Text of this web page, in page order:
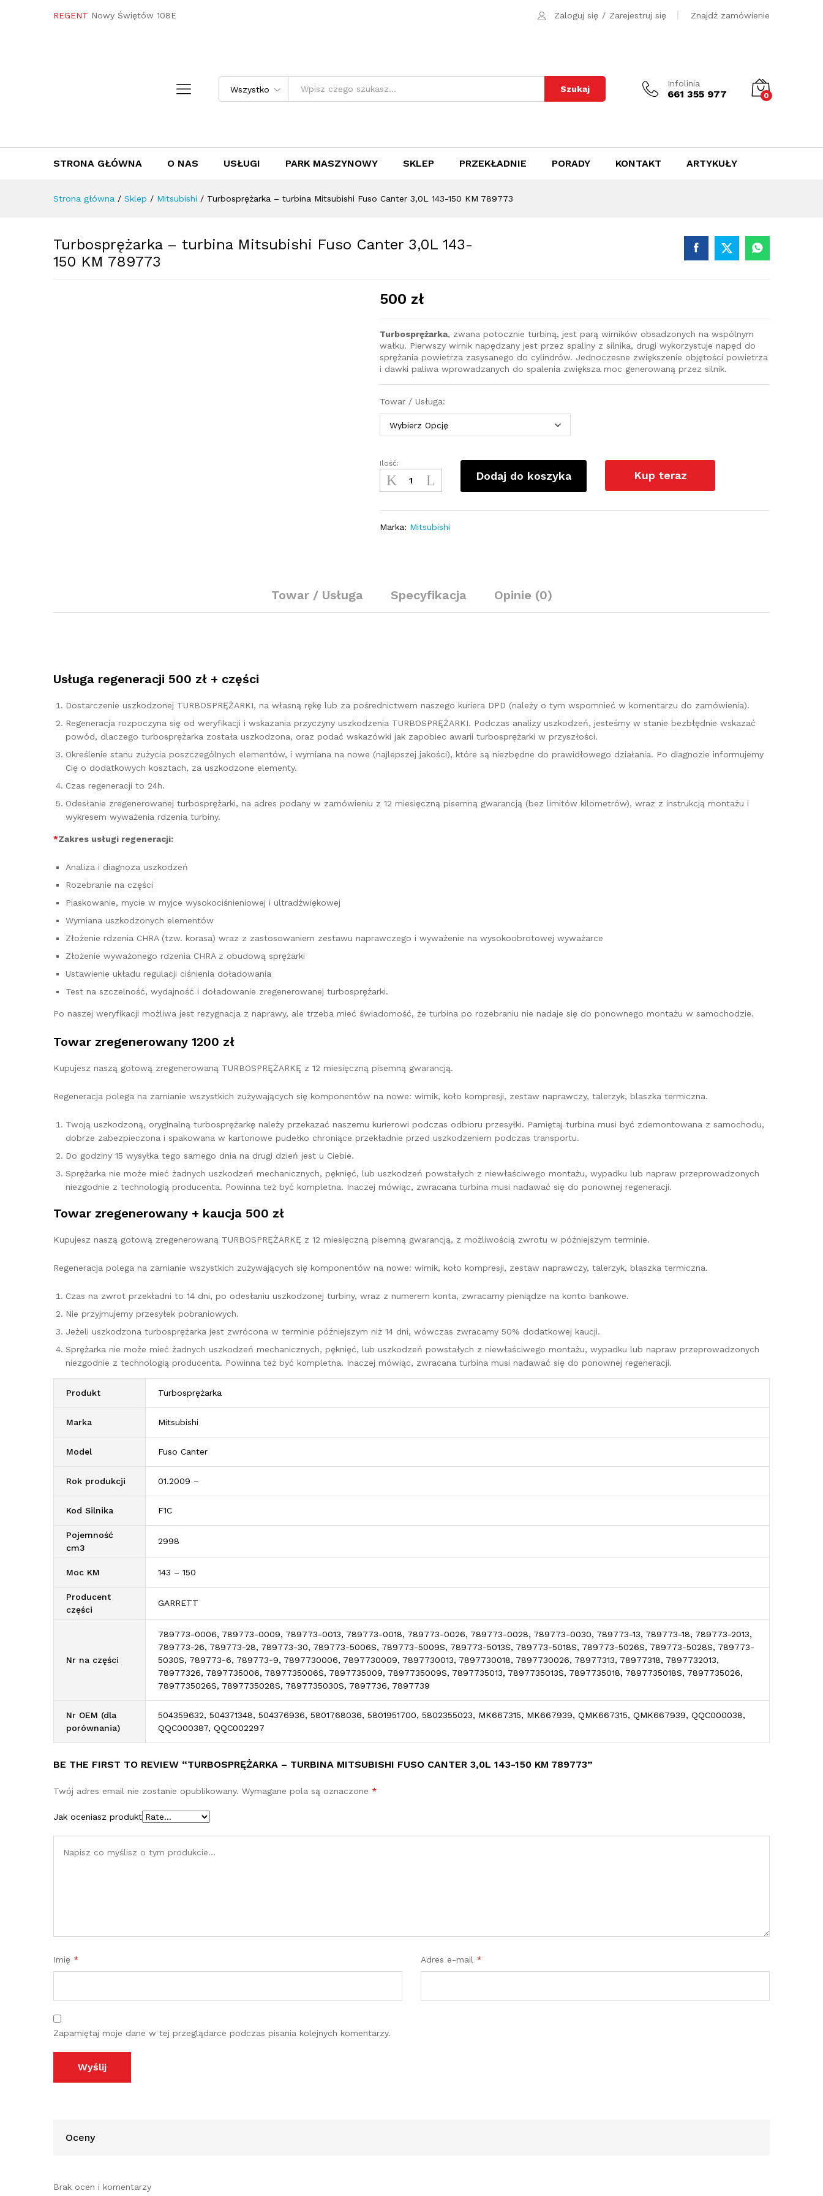
REGENT Nowy Świętów 108E Zaloguj się / Zarejestruj się Znajdź zamówienie
Wszystko Szukaj
Infolinia
661 355 977 0
STRONA GŁÓWNA O NAS USŁUGI PARK MASZYNOWY SKLEP PRZEKŁADNIE PORADY KONTAKT ARTYKUŁY
Strona główna / Sklep / Mitsubishi / Turbosprężarka – turbina Mitsubishi Fuso Canter 3,0L 143-150 KM 789773
Turbosprężarka – turbina Mitsubishi Fuso Canter 3,0L 143-
150 KM 789773
500 zł
Turbosprężarka, zwana potocznie turbiną, jest parą wirników obsadzonych na wspólnym
wałku. Pierwszy wirnik napędzany jest przez spaliny z silnika, drugi wykorzystuje napęd do
sprężania powietrza zasysanego do cylindrów. Jednoczesne zwiększenie objętości powietrza
i dawki paliwa wprowadzanych do spalenia zwiększa moc generowaną przez silnik.
Towar / Usługa:
Turbosprężarka
turbina
Canter
789773
quantity
Ilość:
Dodaj do koszyka Kup teraz
Marka: Mitsubishi
Towar / Usługa Specyfikacja Opinie (0)
Usługa regeneracji 500 zł + części
Dostarczenie uszkodzonej TURBOSPRĘŻARKI, na własną rękę lub za pośrednictwem naszego kuriera DPD (należy o tym wspomnieć w komentarzu do zamówienia).
Regeneracja rozpoczyna się od weryfikacji i wskazania przyczyny uszkodzenia TURBOSPRĘŻARKI. Podczas analizy uszkodzeń, jesteśmy w stanie bezbłędnie wskazać
powód, dlaczego turbosprężarka została uszkodzona, oraz podać wskazówki jak zapobiec awarii turbosprężarki w przyszłości.
Określenie stanu zużycia poszczególnych elementów, i wymiana na nowe (najlepszej jakości), które są niezbędne do prawidłowego działania. Po diagnozie informujemy
Cię o dodatkowych kosztach, za uszkodzone elementy.
Czas regeneracji to 24h.
Odesłanie zregenerowanej turbosprężarki, na adres podany w zamówieniu z 12 miesięczną pisemną gwarancją (bez limitów kilometrów), wraz z instrukcją montażu i
wykresem wyważenia rdzenia turbiny.
*Zakres usługi regeneracji:
Analiza i diagnoza uszkodzeń
Rozebranie na części
Piaskowanie, mycie w myjce wysokociśnieniowej i ultradźwiękowej
Wymiana uszkodzonych elementów
Złożenie rdzenia CHRA (tzw. korasa) wraz z zastosowaniem zestawu naprawczego i wyważenie na wysokoobrotowej wyważarce
Złożenie wyważonego rdzenia CHRA z obudową sprężarki
Ustawienie układu regulacji ciśnienia doładowania
Test na szczelność, wydajność i doładowanie zregenerowanej turbosprężarki.
Po naszej weryfikacji możliwa jest rezygnacja z naprawy, ale trzeba mieć świadomość, że turbina po rozebraniu nie nadaje się do ponownego montażu w samochodzie.
Towar zregenerowany 1200 zł
Kupujesz naszą gotową zregenerowaną TURBOSPRĘŻARKĘ z 12 miesięczną pisemną gwarancją.
Regeneracja polega na zamianie wszystkich zużywających się komponentów na nowe: wirnik, koło kompresji, zestaw naprawczy, talerzyk, blaszka termiczna.
Twoją uszkodzoną, oryginalną turbosprężarkę należy przekazać naszemu kurierowi podczas odbioru przesyłki. Pamiętaj turbina musi być zdemontowana z samochodu,
dobrze zabezpieczona i spakowana w kartonowe pudełko chroniące przekładnie przed uszkodzeniem podczas transportu.
Do godziny 15 wysyłka tego samego dnia na drugi dzień jest u Ciebie.
Sprężarka nie może mieć żadnych uszkodzeń mechanicznych, pęknięć, lub uszkodzeń powstałych z niewłaściwego montażu, wypadku lub napraw przeprowadzonych
niezgodnie z technologią producenta. Powinna też być kompletna. Inaczej mówiąc, zwracana turbina musi nadawać się do ponownej regeneracji.
Towar zregenerowany + kaucja 500 zł
Kupujesz naszą gotową zregenerowaną TURBOSPRĘŻARKĘ z 12 miesięczną pisemną gwarancją, z możliwością zwrotu w późniejszym terminie.
Regeneracja polega na zamianie wszystkich zużywających się komponentów na nowe: wirnik, koło kompresji, zestaw naprawczy, talerzyk, blaszka termiczna.
Czas na zwrot przekładni to 14 dni, po odesłaniu uszkodzonej turbiny, wraz z numerem konta, zwracamy pieniądze na konto bankowe.
Nie przyjmujemy przesyłek pobraniowych.
Jeżeli uszkodzona turbosprężarka jest zwrócona w terminie późniejszym niż 14 dni, wówczas zwracamy 50% dodatkowej kaucji.
Sprężarka nie może mieć żadnych uszkodzeń mechanicznych, pęknięć, lub uszkodzeń powstałych z niewłaściwego montażu, wypadku lub napraw przeprowadzonych
niezgodnie z technologią producenta. Powinna też być kompletna. Inaczej mówiąc, zwracana turbina musi nadawać się do ponownej regeneracji.
Produkt Turbosprężarka
Marka Mitsubishi
Model Fuso Canter
Rok produkcji 01.2009 –
Kod Silnika F1C
Pojemność
cm3
2998
Moc KM 143 – 150
Producent
części
GARRETT
Nr na części
789773-0006, 789773-0009, 789773-0013, 789773-0018, 789773-0026, 789773-0028, 789773-0030, 789773-13, 789773-18, 789773-2013,
789773-26, 789773-28, 789773-30, 789773-5006S, 789773-5009S, 789773-5013S, 789773-5018S, 789773-5026S, 789773-5028S, 789773-
5030S, 789773-6, 789773-9, 7897730006, 7897730009, 7897730013, 7897730018, 7897730026, 78977313, 78977318, 7897732013,
78977326, 7897735006, 7897735006S, 7897735009, 7897735009S, 7897735013, 7897735013S, 7897735018, 7897735018S, 7897735026,
7897735026S, 7897735028S, 7897735030S, 7897736, 7897739
Nr OEM (dla
porównania)
504359632, 504371348, 504376936, 5801768036, 5801951700, 5802355023, MK667315, MK667939, QMK667315, QMK667939, QQC000038,
QQC000387, QQC002297
BE THE FIRST TO REVIEW “TURBOSPRĘŻARKA – TURBINA MITSUBISHI FUSO CANTER 3,0L 143-150 KM 789773”
Twój adres email nie zostanie opublikowany. Wymagane pola są oznaczone *
Jak oceniasz produkt
Imię * Adres e-mail *
Zapamiętaj moje dane w tej przeglądarce podczas pisania kolejnych komentarzy.
Oceny
Brak ocen i komentarzy
Towar / Usługa
500zł Dodaj do koszyka